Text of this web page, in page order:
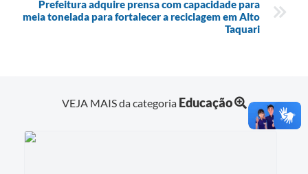
Prefeitura adquire prensa com capacidade para
meia tonelada para fortalecer a reciclagem em Alto
Taquari
VEJA MAIS da categoria Educação